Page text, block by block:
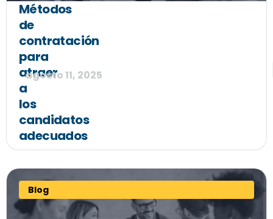
Métodos
de
contratación
para
atraer
a
los
candidatos
adecuados
agosto 11, 2025
Blog